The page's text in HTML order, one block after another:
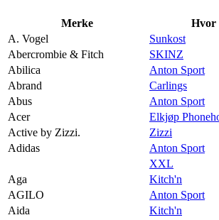
Inspirasjon
Praktisk informasjon
Merke
Hvor
A. Vogel
Sunkost
Abercrombie & Fitch
SKINZ
Abilica
Anton Sport
Abrand
Carlings
Abus
Anton Sport
Acer
Elkjøp
Active by Zizzi.
Zizzi
Adidas
Anton Sport
XXL
Aga
Kitch'n
AGILO
Anton Sport
Aida
Kitch'n